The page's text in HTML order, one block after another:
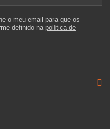
o meu email para que os
definido na política de